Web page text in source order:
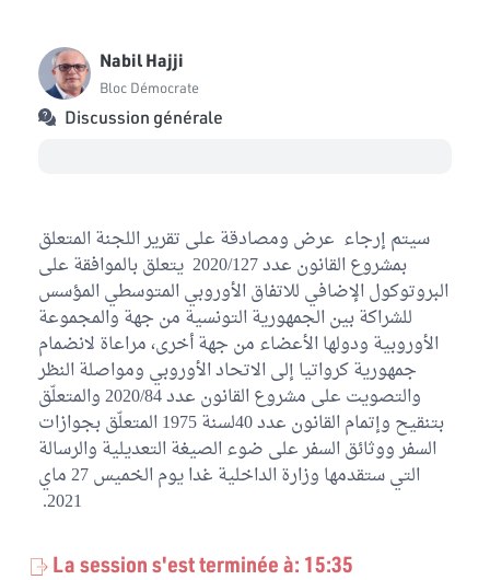
Nabil Hajji
Bloc Démocrate
Discussion générale
سيتم إرجاء عرض ومصادقة على تقرير اللجنة المتعلق
بمشروع القانون عدد 2020/127 يتعلق بالموافقة على
البروتوكول الإضافي للاتفاق الأوروبي المتوسطي المؤسس
للشراكة بين الجمهورية التونسية من جهة والمجموعة
الأوروبية ودولها الأعضاء من جهة أخرى، مراعاة لانضمام
جمهورية كرواتيا إلى الاتحاد الأوروبي ومواصلة النظر
والتصويت على مشروع القانون عدد 2020/84 والمتعلّق
بتنقيح وإتمام القانون عدد 40لسنة 1975 المتعلّق بجوازات
السفر ووثائق السفر على ضوء الصيغة التعديلية والرسالة
التي ستقدمها وزارة الداخلية غدا يوم الخميس 27 ماي
2021.
La session s'est terminée à: 15:35